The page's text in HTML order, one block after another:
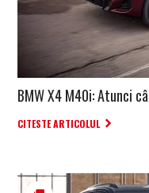
BMW X4 M40i: Atunci
CITESTE ARTICOLUL